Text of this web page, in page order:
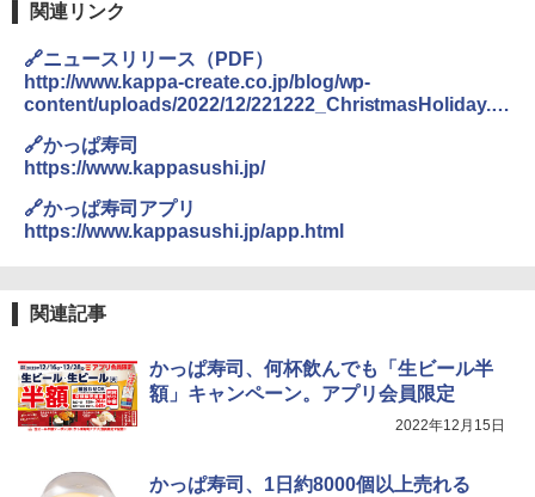
関連リンク
🔗ニュースリリース（PDF）
http://www.kappa-create.co.jp/blog/wp-
content/uploads/2022/12/221222_ChristmasHoliday.p
🔗かっぱ寿司
https://www.kappasushi.jp/
🔗かっぱ寿司アプリ
https://www.kappasushi.jp/app.html
関連記事
かっぱ寿司、何杯飲んでも「生ビール半
額」キャンペーン。アプリ会員限定
2022年12月15日
かっぱ寿司、1日約8000個以上売れる